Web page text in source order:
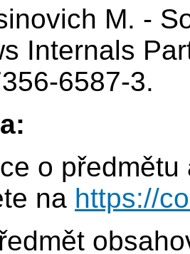
M. -
Internals
6587-3.
o
na https://